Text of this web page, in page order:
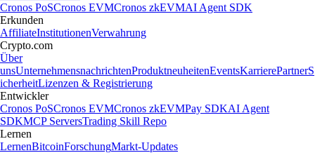
Cronos PoSCronos EVMCronos zkEVMAI Agent SDK
Erkunden
AffiliateInstitutionenVerwahrung
Crypto.com
Über
unsUnternehmensnachrichtenProduktneuheitenEventsKarrierePartnerS
icherheitLizenzen & Registrierung
Entwickler
Cronos PoSCronos EVMCronos zkEVMPay SDKAI Agent
SDKMCP ServersTrading Skill Repo
Lernen
LernenBitcoinForschungMarkt-Updates